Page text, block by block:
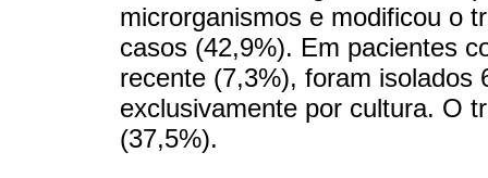
microrganismos e modificou o
casos (42,9%). Em pacientes
recente (7,3%), foram isolados
exclusivamente por cultura. O
(37,5%).